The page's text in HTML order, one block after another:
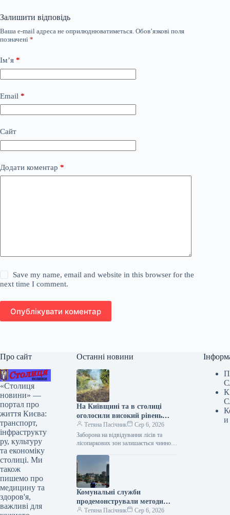
Залишити відповідь
Ваша e-mail адреса не оприлюднюватиметься. Обов’язкові поля
позначені *
Ім’я *
Email *
Сайт
Додати коментар *
Save my name, email and website in this browser for the
next time I comment.
Опублікувати коментар
Про сайт
«Столиця
новини» —
портал про
життя Києва:
транспорт,
інфраструкту
ру, культуру
та економіку
столиці. Ми
також
пишемо про
медицину та
здоров'я,
важливі для
Останні новини
На Київщині та в столиці
оголосили високий рівень
пожежної небезпеки.
Тетяна Пасічник
Сер 6, 2026
Заборона на відвідування лісів та
лісопаркових зон залишається чинною
Завтра, 7 серпня, у Києві…
Комунальні служби
продемонстрували методи
очищення Кирилівського
Тетяна Пасічник Сер 6, 2026
и